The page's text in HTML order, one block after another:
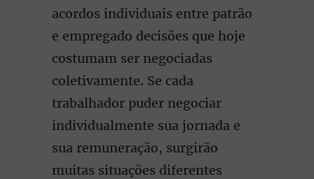
acordos individuais entre patrão
e empregado decisões que hoje
costumam ser negociadas
coletivamente. Se cada
trabalhador puder negociar
individualmente sua jornada e
sua remuneração, surgirão
muitas situações diferentes